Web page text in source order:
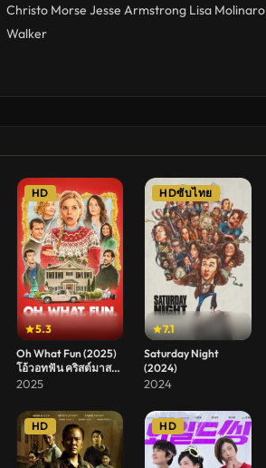
Christo Morse Jesse Armstrong Lisa Molinaro
Walker
5.3
HD
Oh What Fun (2025)
โอ้วอทฟัน คริสต์มาสนี้
แม่ล่ะเพลีย
2025
7.1
HDซับไทย
Saturday Night
(2024)
2024
HD HD